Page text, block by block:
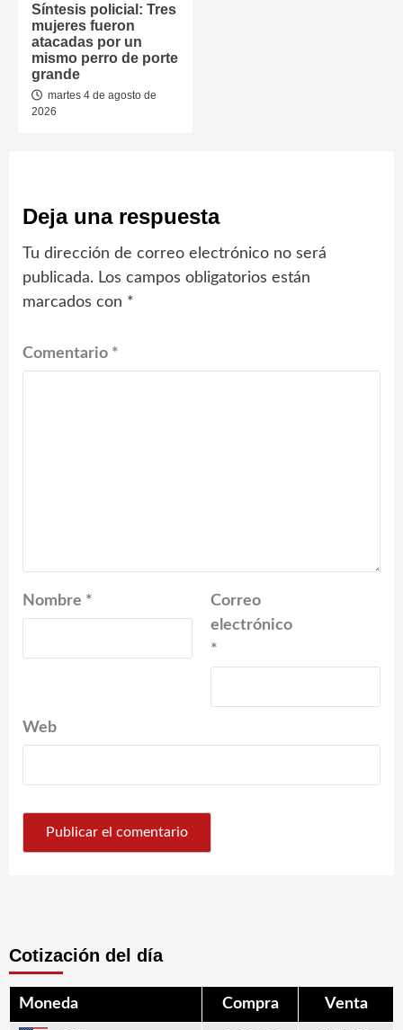
Síntesis policial: Tres
mujeres fueron
atacadas por un
mismo perro de porte
grande
martes 4 de agosto de
2026
Deja una respuesta
Tu dirección de correo electrónico no será
publicada. Los campos obligatorios están
marcados con *
Comentario *
Nombre *
Correo
electrónico
*
Web
Cotización del día
Moneda Compra Venta